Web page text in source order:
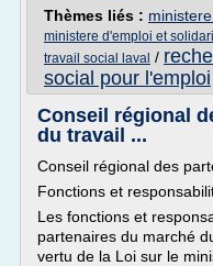
Thèmes liés :
ministere d'emploi et
travail social laval /
social pour l'emploi
Conseil régional
du travail ...
Conseil régional des
Fonctions et
Les fonctions et
partenaires du marché
vertu de la Loi sur le